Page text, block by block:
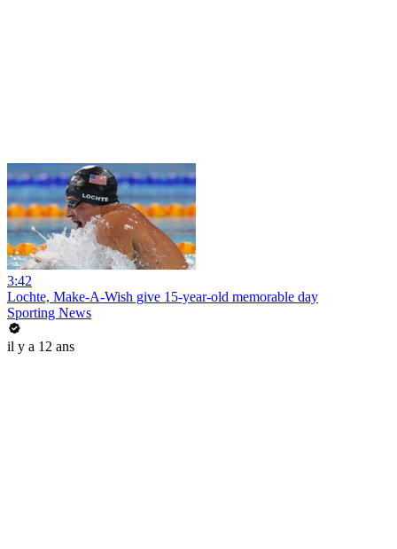
3:42
Lochte, Make-A-Wish give 15-year-old memorable day
Sporting News
il y a 12 ans